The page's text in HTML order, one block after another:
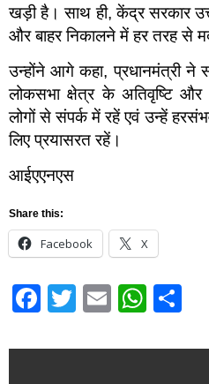
खड़ी है। साथ ही, केंद्र सरकार
और बाहर निकालने में हर तरह से
उन्होंने आगे कहा, प्रधानमंत्री
लोकसभा क्षेत्र के अतिवृष्टि
लोगों से संपर्क में रहें एवं उन्हें
लिए प्रयासरत रहें।
आईएएनएस
Share this:
Facebook X
Facebook
Twitter
Email